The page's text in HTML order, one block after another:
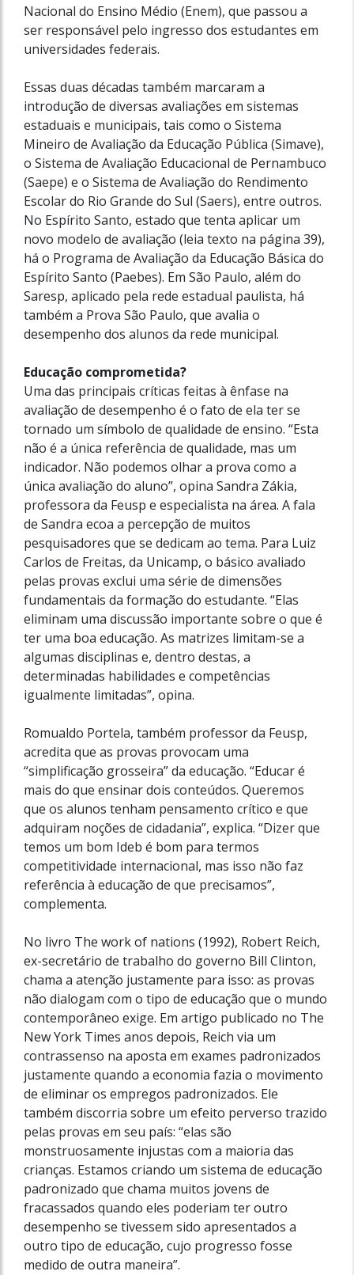
Nacional do Ensino Médio (Enem), que passou a
ser responsável pelo ingresso dos estudantes em
universidades federais.
Essas duas décadas também marcaram a
introdução de diversas avaliações em sistemas
estaduais e municipais, tais como o Sistema
Mineiro de Avaliação da Educação Pública (Simave),
o Sistema de Avaliação Educacional de Pernambuco
(Saepe) e o Sistema de Avaliação do Rendimento
Escolar do Rio Grande do Sul (Saers), entre outros.
No Espírito Santo, estado que tenta aplicar um
novo modelo de avaliação (leia texto na página 39),
há o Programa de Avaliação da Educação Básica do
Espírito Santo (Paebes). Em São Paulo, além do
Saresp, aplicado pela rede estadual paulista, há
também a Prova São Paulo, que avalia o
desempenho dos alunos da rede municipal.
Educação comprometida?
Uma das principais críticas feitas à ênfase na
avaliação de desempenho é o fato de ela ter se
tornado um símbolo de qualidade de ensino. “Esta
não é a única referência de qualidade, mas um
indicador. Não podemos olhar a prova como a
única avaliação do aluno”, opina Sandra Zákia,
professora da Feusp e especialista na área. A fala
de Sandra ecoa a percepção de muitos
pesquisadores que se dedicam ao tema. Para Luiz
Carlos de Freitas, da Unicamp, o básico avaliado
pelas provas exclui uma série de dimensões
fundamentais da formação do estudante. “Elas
eliminam uma discussão importante sobre o que é
ter uma boa educação. As matrizes limitam-se a
algumas disciplinas e, dentro destas, a
determinadas habilidades e competências
igualmente limitadas”, opina.
Romualdo Portela, também professor da Feusp,
acredita que as provas provocam uma
“simplificação grosseira” da educação. “Educar é
mais do que ensinar dois conteúdos. Queremos
que os alunos tenham pensamento crítico e que
adquiram noções de cidadania”, explica. “Dizer que
temos um bom Ideb é bom para termos
competitividade internacional, mas isso não faz
referência à educação de que precisamos”,
complementa.
No livro The work of nations (1992), Robert Reich,
ex-secretário de trabalho do governo Bill Clinton,
chama a atenção justamente para isso: as provas
não dialogam com o tipo de educação que o mundo
contemporâneo exige. Em artigo publicado no The
New York Times anos depois, Reich via um
contrassenso na aposta em exames padronizados
justamente quando a economia fazia o movimento
de eliminar os empregos padronizados. Ele
também discorria sobre um efeito perverso trazido
pelas provas em seu país: “elas são
monstruosamente injustas com a maioria das
crianças. Estamos criando um sistema de educação
padronizado que chama muitos jovens de
fracassados quando eles poderiam ter outro
desempenho se tivessem sido apresentados a
outro tipo de educação, cujo progresso fosse
medido de outra maneira”.